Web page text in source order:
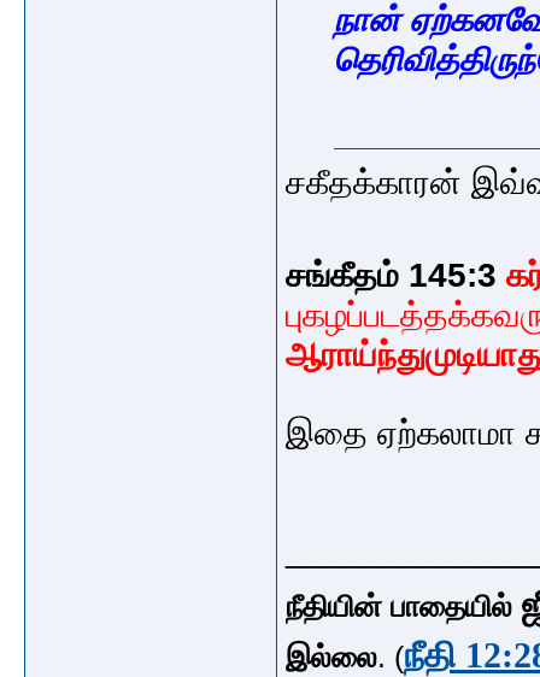
நான்
சகீதக்காரன்
சங்கீதம் 145:3
இதை ஏற்கலாமா
நீதியின் பாதையில்
இல்லை. (நீதி